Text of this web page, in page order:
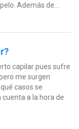
Además de...
capilar pues sufre
me surgen
casos se
a la hora de